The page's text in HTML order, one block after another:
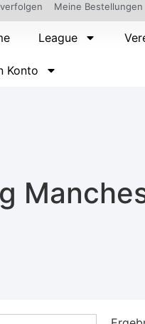
Meine Bestellungen
League
Konto